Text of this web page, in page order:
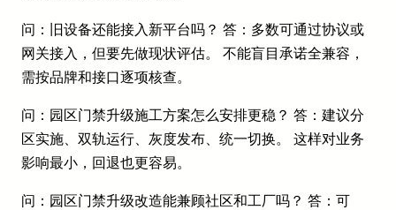
问：旧设备还能接入新平台吗？ 答：多数可通过协议或
网关接入，但要先做现状评估。 不能盲目承诺全兼容，
需按品牌和接口逐项核查。
问：园区门禁升级施工方案怎么安排更稳？ 答：建议分
区实施、双轨运行、灰度发布、统一切换。 这样对业务
影响最小，回退也更容易。
问：园区门禁升级改造能兼顾社区和工厂吗？ 答：可